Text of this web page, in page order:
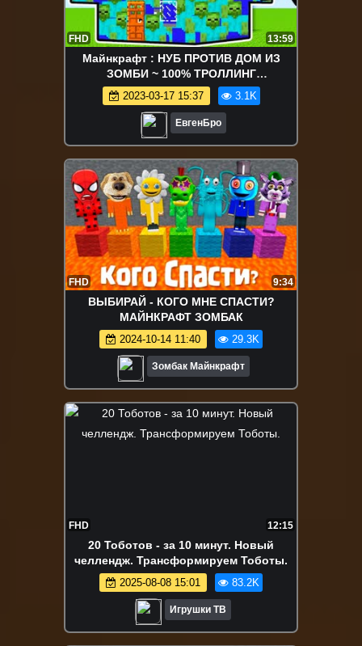
FHD 13:59
Майнкрафт : НУБ ПРОТИВ ДОМ ИЗ
ЗОМБИ ~ 100% ТРОЛЛИНГ
НЕВИДИМКОЙ И ЗАЩИТА ОТ НУБА /
НУБИК MINECRAFT
2023-03-17 15:37 3.1K
ЕвгенБро
FHD 9:34
ВЫБИРАЙ - КОГО МНЕ СПАСТИ?
МАЙНКРАФТ ЗОМБАК
2024-10-14 11:40 29.3K
Зомбак Майнкрафт
FHD 12:15
20 Тоботов - за 10 минут. Новый
челлендж. Трансформируем Тоботы.
2025-08-08 15:01 83.2K
Игрушки ТВ